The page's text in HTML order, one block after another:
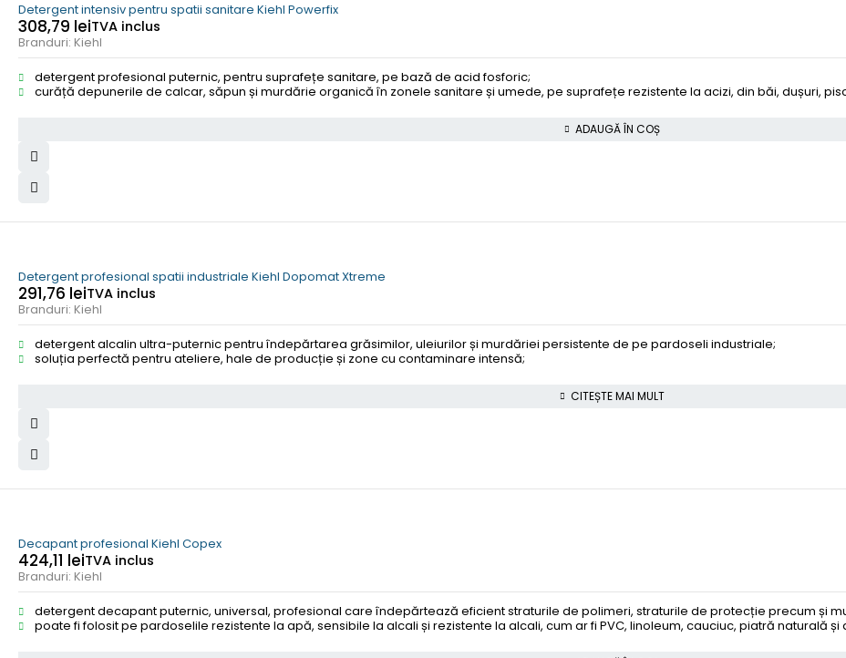
Detergent intensiv pentru spatii sanitare Kiehl Powerfix
308,79 leiTVA inclus
Branduri: Kiehl
detergent profesional puternic, pentru suprafețe sanitare, pe bază de acid fosforic;
curăță depunerile de calcar, săpun și murdărie organică în zonele sanitare și umede, pe suprafețe rezistente la acizi, din băi, dușuri,
ADAUGĂ ÎN COȘ
STOC EPUIZAT
Detergent profesional spatii industriale Kiehl Dopomat Xtreme
291,76 leiTVA inclus
Branduri: Kiehl
detergent alcalin ultra-puternic pentru îndepărtarea grăsimilor, uleiurilor și murdăriei persistente de pe pardoseli industriale;
soluția perfectă pentru ateliere, hale de producție și zone cu contaminare intensă;
CITEȘTE MAI MULT
Decapant profesional Kiehl Copex
424,11 leiTVA inclus
Branduri: Kiehl
detergent decapant puternic, universal, profesional care îndepărtează eficient straturile de polimeri, straturile de protecție precum și
poate fi folosit pe pardoselile rezistente la apă, sensibile la alcali și rezistente la alcali, cum ar fi PVC, linoleum, cauciuc, piatră naturală și